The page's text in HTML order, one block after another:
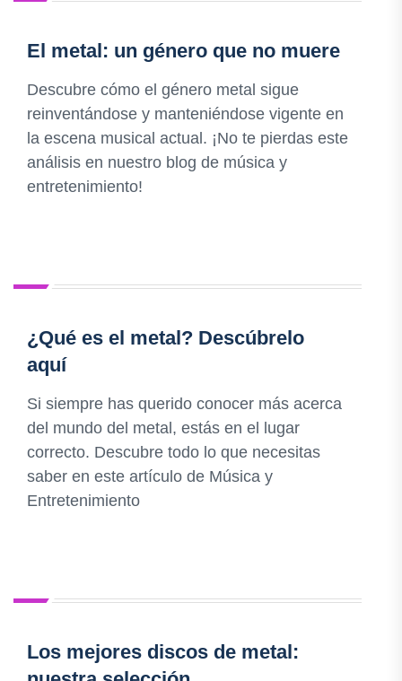
El metal: un género que no muere
Descubre cómo el género metal sigue
reinventándose y manteniéndose vigente en
la escena musical actual. ¡No te pierdas este
análisis en nuestro blog de música y
entretenimiento!
¿Qué es el metal? Descúbrelo
aquí
Si siempre has querido conocer más acerca
del mundo del metal, estás en el lugar
correcto. Descubre todo lo que necesitas
saber en este artículo de Música y
Entretenimiento
Los mejores discos de metal: